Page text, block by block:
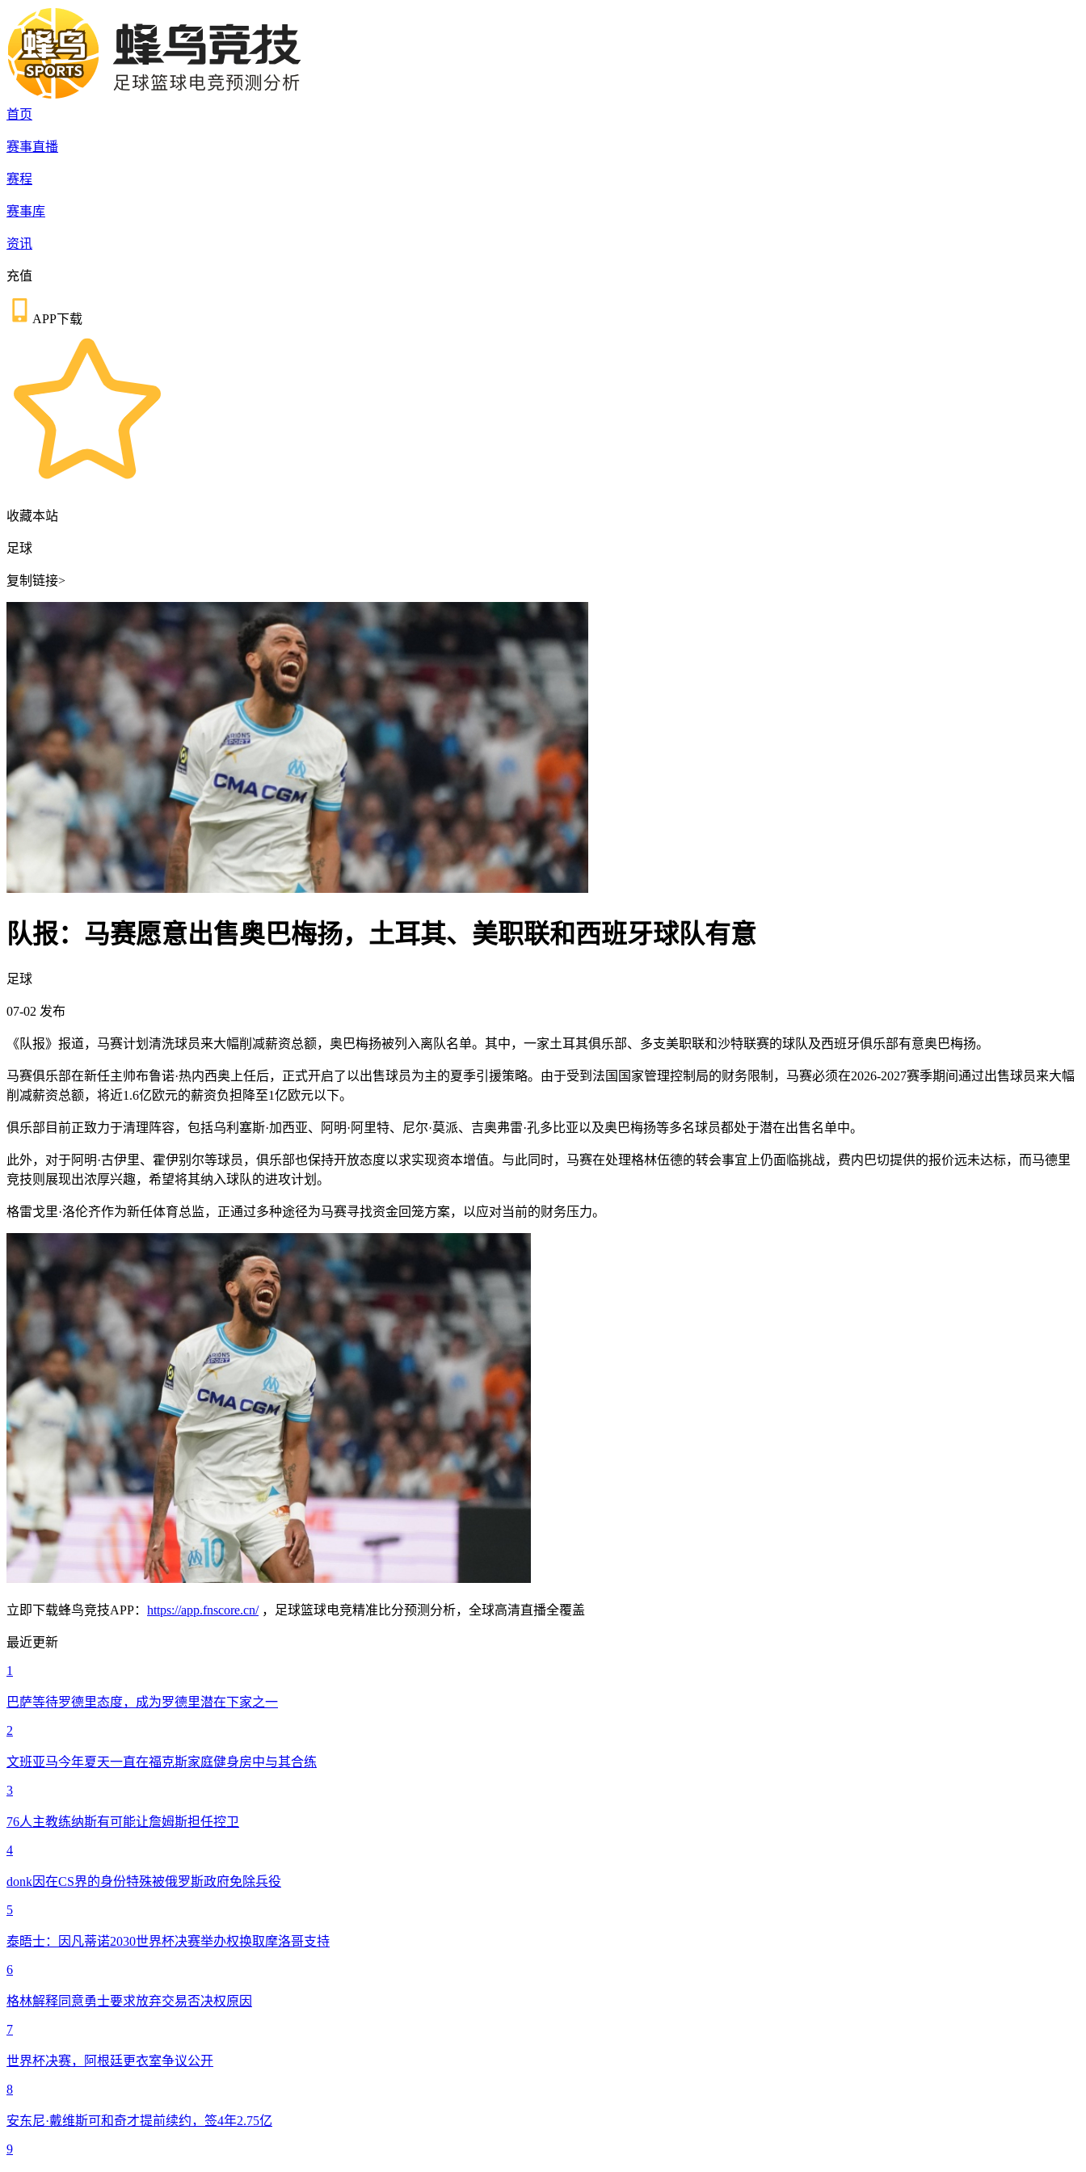
首页
赛事直播
赛程
赛事库
资讯
充值
APP下载
收藏本站
足球
复制链接>
队报：马赛愿意出售奥巴梅扬，土耳其、美职联和西班牙球队有意
足球
07-02 发布
《队报》报道，马赛计划清洗球员来大幅削减薪资总额，奥巴梅扬被列入离队名单。其中，一家土耳其俱乐部、多支美职联和沙特联赛的球队及西班牙俱乐部有意奥巴梅扬。
马赛俱乐部在新任主帅布鲁诺·热内西奥上任后，正式开启了以出售球员为主的夏季引援策略。由于受到法国国家管理控制局的财务限制，马赛必须在2026-2027赛季期间通过出售球员来大幅
削减薪资总额，将近1.6亿欧元的薪资负担降至1亿欧元以下。
俱乐部目前正致力于清理阵容，包括乌利塞斯·加西亚、阿明·阿里特、尼尔·莫派、吉奥弗雷·孔多比亚以及奥巴梅扬等多名球员都处于潜在出售名单中。
此外，对于阿明·古伊里、霍伊别尔等球员，俱乐部也保持开放态度以求实现资本增值。与此同时，马赛在处理格林伍德的转会事宜上仍面临挑战，费内巴切提供的报价远未达标，而马德里
竞技则展现出浓厚兴趣，希望将其纳入球队的进攻计划。
格雷戈里·洛伦齐作为新任体育总监，正通过多种途径为马赛寻找资金回笼方案，以应对当前的财务压力。
立即下载蜂鸟竞技APP： https://app.fnscore.cn/，足球篮球电竞精准比分预测分析，全球高清直播全覆盖
最近更新
1
巴萨等待罗德里态度，成为罗德里潜在下家之一
2
文班亚马今年夏天一直在福克斯家庭健身房中与其合练
3
76人主教练纳斯有可能让詹姆斯担任控卫
4
donk因在CS界的身份特殊被俄罗斯政府免除兵役
5
泰晤士：因凡蒂诺2030世界杯决赛举办权换取摩洛哥支持
6
格林解释同意勇士要求放弃交易否决权原因
7
世界杯决赛，阿根廷更衣室争议公开
8
安东尼·戴维斯可和奇才提前续约，签4年2.75亿
9